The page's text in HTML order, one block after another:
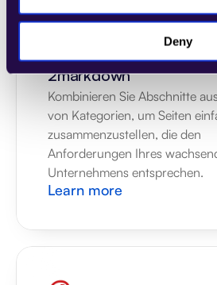
Deny
2markdown
Kombinieren Sie Abschnitte
von Kategorien, um Seiten
zusammenzustellen, die den
Anforderungen Ihres
Unternehmens entsprechen.
Learn more